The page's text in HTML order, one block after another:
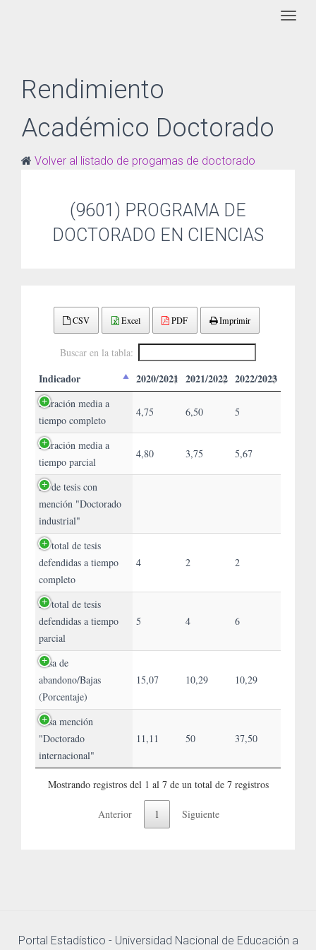
Rendimiento
Académico Doctorado
Volver al listado de progamas de doctorado
(9601) PROGRAMA DE
DOCTORADO EN CIENCIAS
CSV Excel PDF Imprimir
Buscar en la tabla:
Indicador 2020/2021 2021/2022 2022/2023
Duración media a
tiempo completo
4,75 6,50 5
Duración media a
tiempo parcial
4,80 3,75 5,67
Nº de tesis con
mención "Doctorado
industrial"
Nº total de tesis
defendidas a tiempo
completo
4 2 2
Nº total de tesis
defendidas a tiempo
parcial
5 4 6
Tasa de
abandono/Bajas
(Porcentaje)
15,07 10,29 10,29
Tasa mención
"Doctorado
internacional"
11,11 50 37,50
Mostrando registros del 1 al 7 de un total de 7 registros
Anterior 1 Siguiente
Portal Estadístico - Universidad Nacional de Educación a